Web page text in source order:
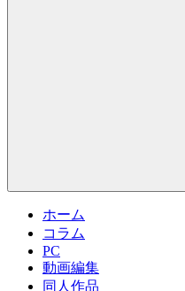
ホーム
コラム
PC
動画編集
同人作品